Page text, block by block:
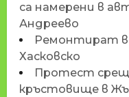
са намерени в
Андреево
Ремонтират
Хасковско
Протест
кръстовище в